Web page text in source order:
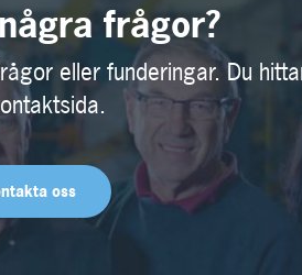
frågor?
eller funderingar. Du
oss